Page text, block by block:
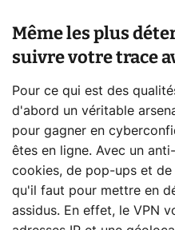
Même les plus
suivre votre trace
Pour ce qui est des
d'abord un véritable
pour gagner en
êtes en ligne. Avec un
cookies, de pop-ups et
qu'il faut pour mettre en
assidus. En effet, le VPN